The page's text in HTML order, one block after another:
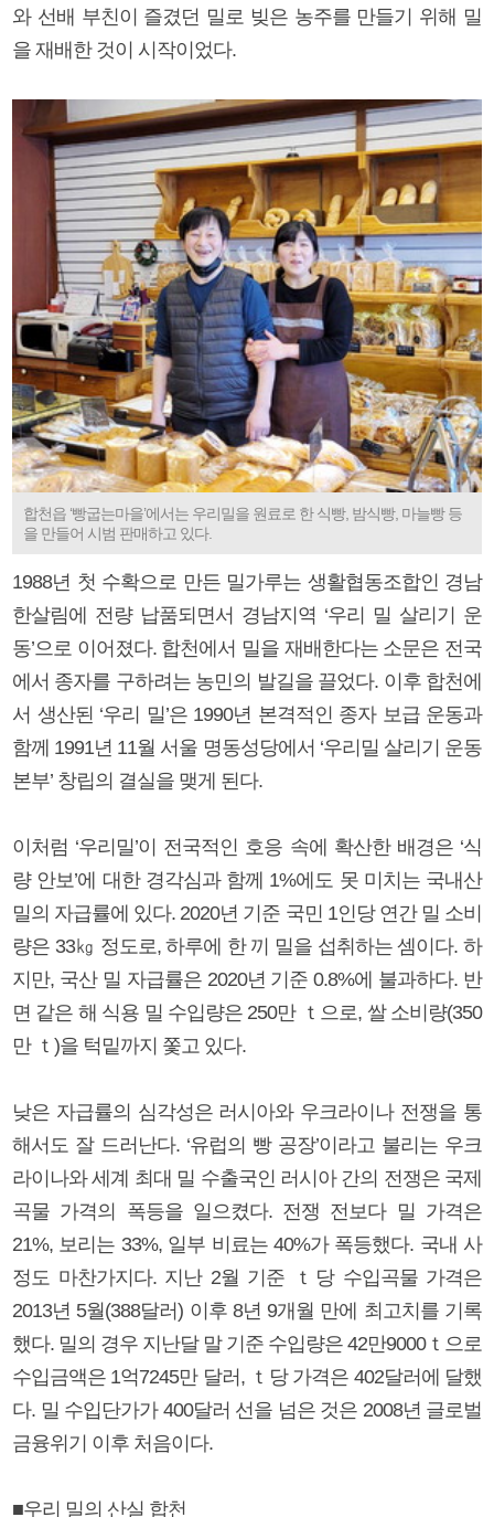
와 선배 부친이 즐겼던 밀로 빚은 농주를 만들기 위해 밀
을 재배한 것이 시작이었다.
합천읍 ‘빵굽는마을’에서는 우리밀을 원료로 한 식빵, 밤식빵, 마늘빵 등
을 만들어 시범 판매하고 있다.
1988년 첫 수확으로 만든 밀가루는 생활협동조합인 경남
한살림에 전량 납품되면서 경남지역 ‘우리 밀 살리기 운
동’으로 이어졌다. 합천에서 밀을 재배한다는 소문은 전국
에서 종자를 구하려는 농민의 발길을 끌었다. 이후 합천에
서 생산된 ‘우리 밀’은 1990년 본격적인 종자 보급 운동과
함께 1991년 11월 서울 명동성당에서 ‘우리밀 살리기 운동
본부’ 창립의 결실을 맺게 된다.
이처럼 ‘우리밀’이 전국적인 호응 속에 확산한 배경은 ‘식
량 안보’에 대한 경각심과 함께 1%에도 못 미치는 국내산
밀의 자급률에 있다. 2020년 기준 국민 1인당 연간 밀 소비
량은 33㎏ 정도로, 하루에 한 끼 밀을 섭취하는 셈이다. 하
지만, 국산 밀 자급률은 2020년 기준 0.8%에 불과하다. 반
면 같은 해 식용 밀 수입량은 250만 ｔ으로, 쌀 소비량(350
만 ｔ)을 턱밑까지 쫓고 있다.
낮은 자급률의 심각성은 러시아와 우크라이나 전쟁을 통
해서도 잘 드러난다. ‘유럽의 빵 공장’이라고 불리는 우크
라이나와 세계 최대 밀 수출국인 러시아 간의 전쟁은 국제
곡물 가격의 폭등을 일으켰다. 전쟁 전보다 밀 가격은
21%, 보리는 33%, 일부 비료는 40%가 폭등했다. 국내 사
정도 마찬가지다. 지난 2월 기준 ｔ당 수입곡물 가격은
2013년 5월(388달러) 이후 8년 9개월 만에 최고치를 기록
했다. 밀의 경우 지난달 말 기준 수입량은 42만9000ｔ으로
수입금액은 1억7245만 달러, ｔ당 가격은 402달러에 달했
다. 밀 수입단가가 400달러 선을 넘은 것은 2008년 글로벌
금융위기 이후 처음이다.
■우리 밀의 산실 합천